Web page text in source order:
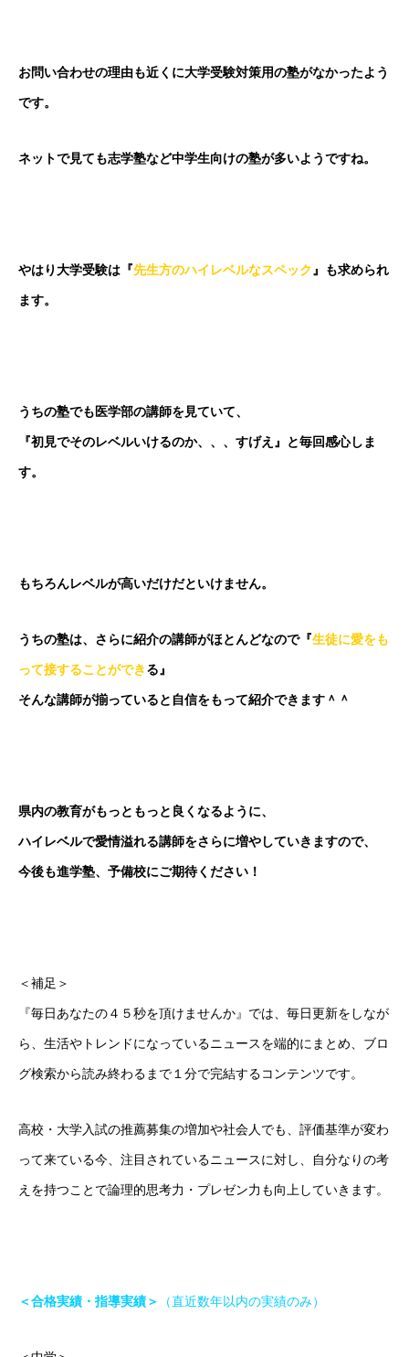
お問い合わせの理由も近くに大学受験対策用の塾がなかったよう
です。
ネットで見ても志学塾など中学生向けの塾が多いようですね。
やはり大学受験は『先生方のハイレベルなスペック 』も求められ
ます。
うちの塾でも医学部の講師を見ていて、
『初見でそのレベルいけるのか、、、すげえ』と毎回感心しま
す。
もちろんレベルが高いだけだといけません。
うちの塾は、さらに紹介の講師がほとんどなので『生徒に愛をも
って接することができ る』
そんな講師が揃っていると自信をもって紹介できます＾＾
県内の教育がもっともっと良くなるように、
ハイレベルで愛情溢れる講師をさらに増やしていきますので、
今後も進学塾、予備校にご期待ください！
＜補足＞
『毎日あなたの４５秒を頂けませんか』では、毎日更新をしなが
ら、生活やトレンドになっているニュースを端的にまとめ、ブロ
グ検索から読み終わるまで１分で完結するコンテンツです。
高校・大学入試の推薦募集の増加や社会人でも、評価基準が変わ
って来ている今、注目されているニュースに対し、自分なりの考
えを持つことで論理的思考力・プレゼン力も向上していきます。
＜合格実績・指導実績＞ （直近数年以内の実績のみ）